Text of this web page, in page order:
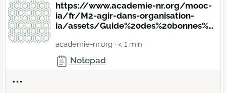
https://www.academie-nr.org/mooc-
ia/fr/M2-agir-dans-organisation-
ia/assets/Guide%20des%20bonnes%20pratiques%20et%20usages.pdf
academie-nr.org · < 1 min
Notepad